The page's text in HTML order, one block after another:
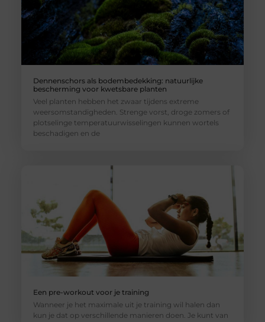
Dennenschors als bodembedekking: natuurlijke
bescherming voor kwetsbare planten
Veel planten hebben het zwaar tijdens extreme
weersomstandigheden. Strenge vorst, droge zomers of
plotselinge temperatuurwisselingen kunnen wortels
beschadigen en de
Een pre-workout voor je training
Wanneer je het maximale uit je training wil halen dan
kun je dat op verschillende manieren doen. Je kunt van